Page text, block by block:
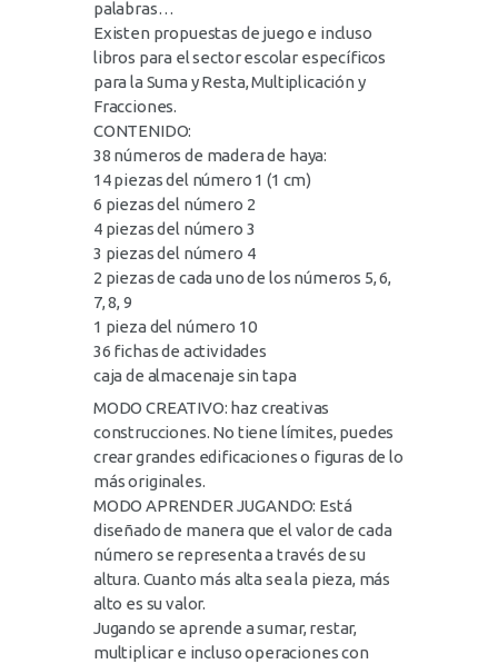
palabras…
Existen propuestas de juego e incluso
libros para el sector escolar específicos
para la Suma y Resta, Multiplicación y
Fracciones.
CONTENIDO:
38 números de madera de haya:
14 piezas del número 1 (1 cm)
6 piezas del número 2
4 piezas del número 3
3 piezas del número 4
2 piezas de cada uno de los números 5, 6,
7, 8, 9
1 pieza del número 10
36 fichas de actividades
caja de almacenaje sin tapa
MODO CREATIVO: haz creativas
construcciones. No tiene límites, puedes
crear grandes edificaciones o figuras de lo
más originales.
MODO APRENDER JUGANDO: Está
diseñado de manera que el valor de cada
número se representa a través de su
altura. Cuanto más alta sea la pieza, más
alto es su valor.
Jugando se aprende a sumar, restar,
multiplicar e incluso operaciones con